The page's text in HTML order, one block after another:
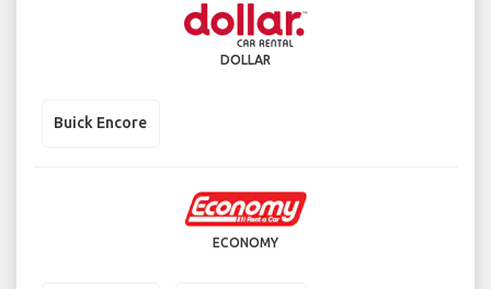
DOLLAR
Buick Encore
ECONOMY